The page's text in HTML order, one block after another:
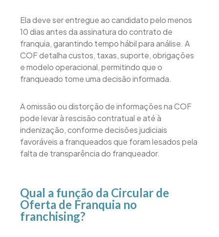
Ela deve ser entregue ao candidato pelo menos
10 dias antes da assinatura do contrato de
franquia, garantindo tempo hábil para análise. A
COF detalha custos, taxas, suporte, obrigações
e modelo operacional, permitindo que o
franqueado tome uma decisão informada.
A omissão ou distorção de informações na COF
pode levar à rescisão contratual e até à
indenização, conforme decisões judiciais
favoráveis a franqueados que foram lesados pela
falta de transparência do franqueador.
Qual a função da Circular de
Oferta de Franquia no
franchising?